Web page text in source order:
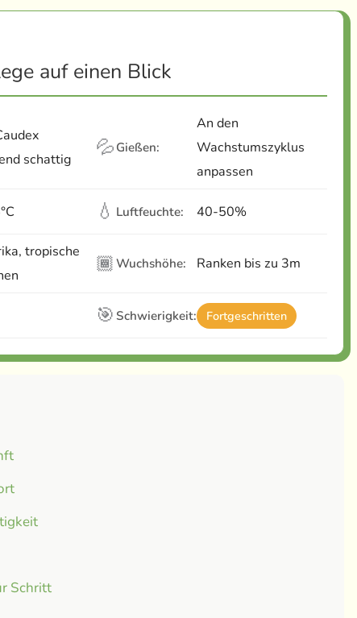
auf einen Blick
schattig
💦 Gießen:
An den
Wachstumszyklus
anpassen
💧 Luftfeuchte: 40-50%
tropische
🏾 Wuchshöhe: Ranken bis zu 3m
🎯 Schwierigkeit: Fortgeschritten
Schritt